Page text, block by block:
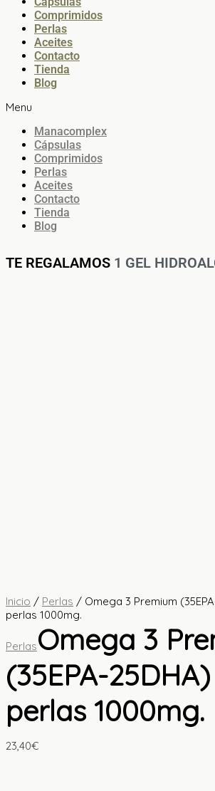
Comprimidos
Perlas
Aceites
Contacto
Tienda
Blog
Menu
Manacomplex
Cápsulas
Comprimidos
Perlas
Aceites
Contacto
Tienda
Blog
TE REGALAMOS 1 GEL
Inicio / Perlas / Omega 3 Premium
perlas 1000mg.
PerlasOmega 3
(35EPA-
perlas 1000mg.
23,40€